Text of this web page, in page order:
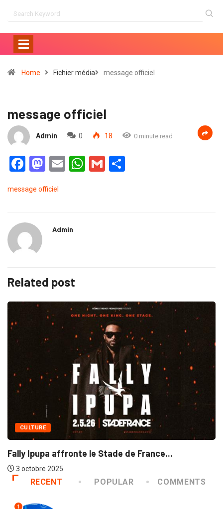
Home Fichier média message officiel
message officiel
Admin 0 18 0 minute read
Facebook
Mastodon
EmailWhatsApp
Gmail
message officiel
Admin
Related post
CULTURE
Ipupa affronte le Stade de France...
3 octobre 2025
RECENT POPULAR COMMENTS
1